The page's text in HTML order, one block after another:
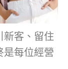
新客、留住
是每位經營